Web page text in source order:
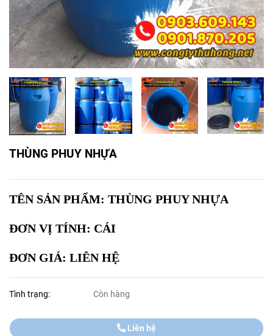
THÙNG PHUY NHỰA
TÊN SẢN PHẨM: THÙNG PHUY NHỰA
ĐƠN VỊ TÍNH: CÁI
ĐƠN GIÁ: LIÊN HỆ
Tình trạng: Còn hàng
Liên hệ